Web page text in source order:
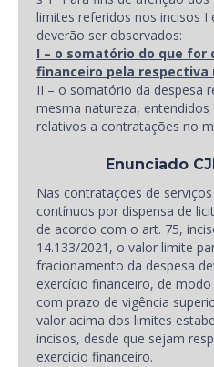
limites referidos nos incisos I
deverão ser observados:
I – o somatório do que for
financeiro pela respectiva
II – o somatório da despesa
mesma natureza,
relativos a contratações no
Enunciado
Nas contratações de
contínuos por dispensa de
de acordo com o art. 75,
14.133/2021, o valor limite
fracionamento da despesa
exercício financeiro, de
com prazo de vigência
valor acima dos limites
incisos, desde que sejam
exercício financeiro.